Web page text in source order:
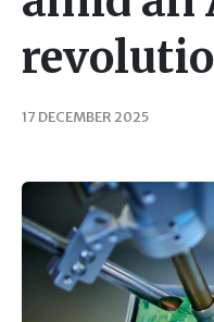
17 DECEMBER 2025